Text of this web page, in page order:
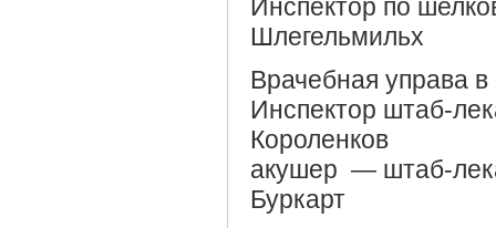
Инспектор по
Шлегельмильх
Врачебная управа
Инспектор штаб-
Короленков
акушер — штаб-
Буркарт